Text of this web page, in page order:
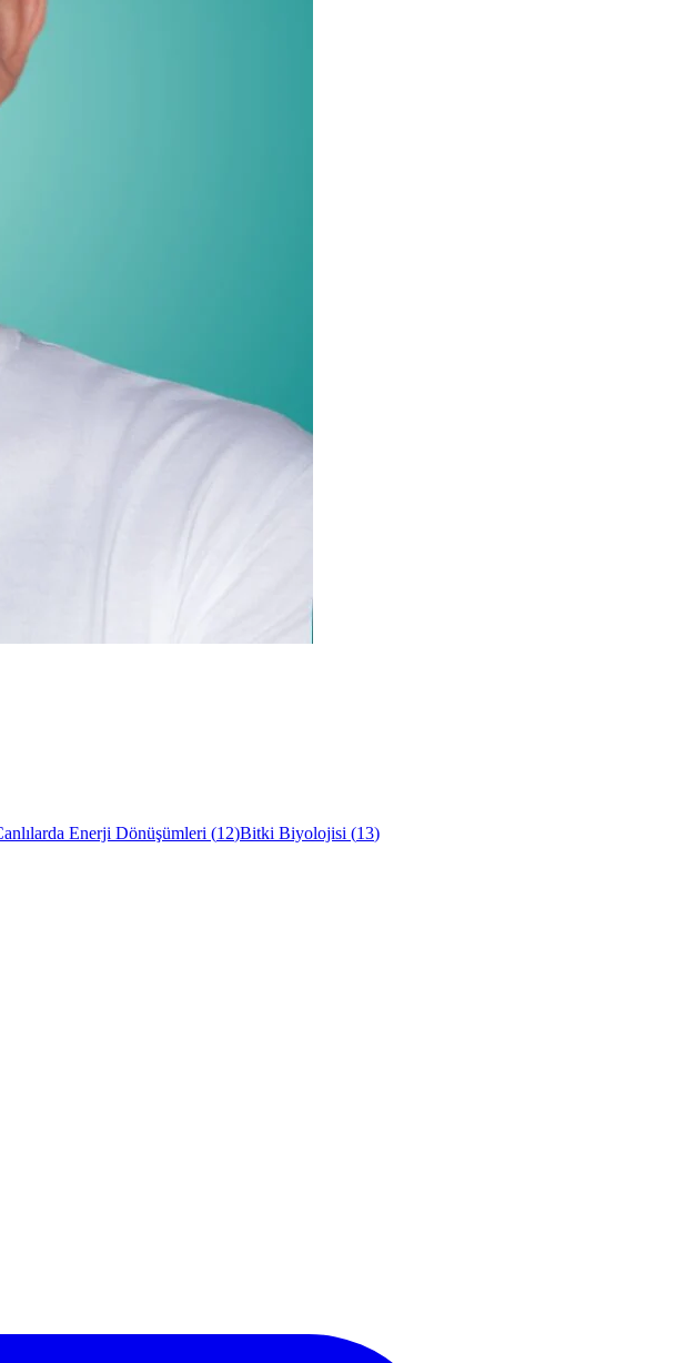
Enerji Dönüşümleri (12)Bitki Biyolojisi (13)